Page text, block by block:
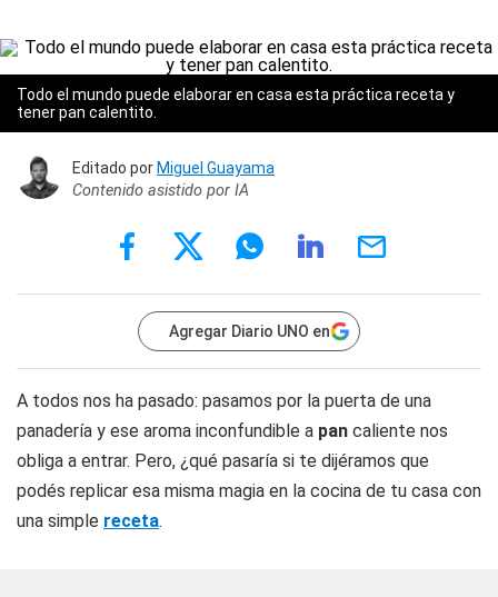
Todo el mundo puede elaborar en casa esta práctica receta y
tener pan calentito.
Editado porMiguel Guayama
Contenido asistido por IA
Agregar Diario UNO en
A todos nos ha pasado: pasamos por la puerta de una
panadería y ese aroma inconfundible a pan caliente nos
obliga a entrar. Pero, ¿qué pasaría si te dijéramos que
podés replicar esa misma magia en la cocina de tu casa con
una simple receta.